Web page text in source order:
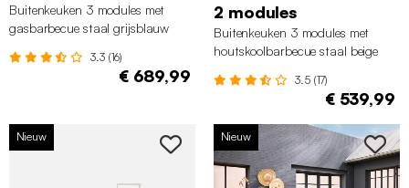
Buitenkeuken 3 modules met
gasbarbecue staal grijsblauw
3.3 (16)
€ 689,99
2 modules
Buitenkeuken 3 modules met
houtskoolbarbecue staal beige
3.5 (17)
€ 539,99
Nieuw Nieuw